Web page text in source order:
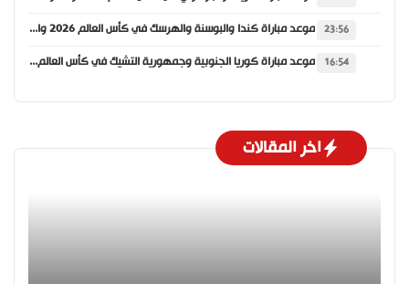
23:56 موعد مباراة كندا والبوسنة والهرسك في كأس العالم 2026 والقنوات الناقلة
16:54 موعد مباراة كوريا الجنوبية وجمهورية التشيك في كأس العالم 2026 والقنوات الناقلة
اخر المقالات